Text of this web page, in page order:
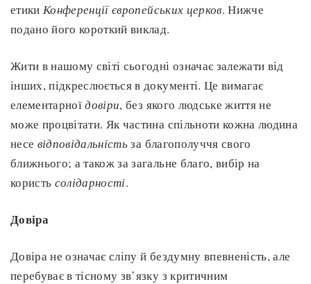
етикиКонференції європейських церков. Нижче
подано його короткий виклад.
Жити в нашому світі сьогодні означає залежати від
інших, підкреслюється в документі. Це вимагає
елементарноїдовіри, без якого людське життя не
може процвітати. Як частина спільноти кожна людина
несе відповідальністьза благополуччя свого
ближнього; а також за загальне благо, вибір на
користь солідарності.
Довіра
Довіра не означає сліпу й бездумну впевненість, але
перебуває в тісному зв’язку з критичним